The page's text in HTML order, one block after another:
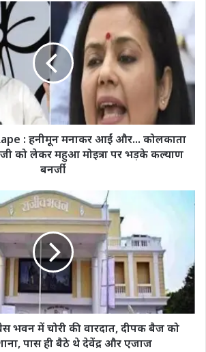
: हनीमून मनाकर आईं और... कोलकाता
को लेकर महुआ मोइत्रा पर भड़के कल्याण
बनर्जी
भवन में चोरी की वारदात, दीपक बैज को
पास ही बैठे थे देवेंद्र और एजाज